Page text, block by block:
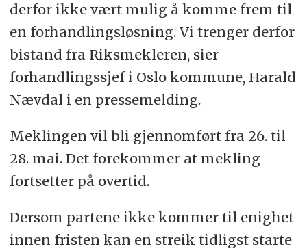
derfor ikke vært mulig å komme frem til
en forhandlingsløsning. Vi trenger derfor
bistand fra Riksmekleren, sier
forhandlingssjef i Oslo kommune, Harald
Nævdal i en pressemelding.
Meklingen vil bli gjennomført fra 26. til
28. mai. Det forekommer at mekling
fortsetter på overtid.
Dersom partene ikke kommer til enighet
innen fristen kan en streik tidligst starte